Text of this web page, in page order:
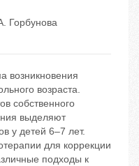
Горбунова
возникновения
возраста.
собственного
выделяют
у детей 6–7 лет.
для коррекции
подходы к